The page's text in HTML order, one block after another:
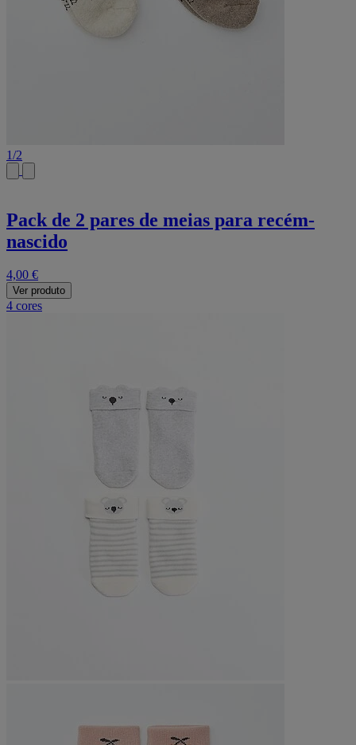
1/2
Pack de 2 pares de meias para recém-
nascido
4,00 €
Ver produto
4 cores